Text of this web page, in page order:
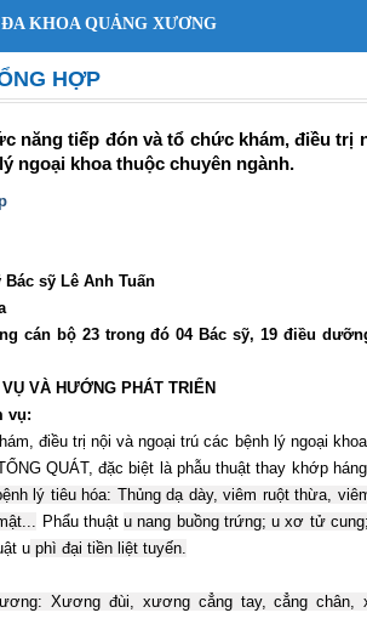
KHOA QUẢNG XƯƠNG
HỢP
năng tiếp đón và tổ chức khám, điều trị
ngoại khoa thuộc chuyên ngành.
sỹ Lê Anh Tuấn
cán bộ 23 trong đó 04 Bác sỹ, 19 điều
VÀ HƯỚNG PHÁT TRIỂN
vụ:
điều trị nội và ngoại trú các bệnh lý ngoại
QUÁT, đặc biệt là phẫu thuật thay khớp
lý tiêu hóa: Thủng dạ dày, viêm ruột thừa, v
Phẩu thuật u nang buồng trứng; u xơ tử
u phì đại tiền liệt tuyến.
Xương đùi, xương cẳng tay, cẳng chân,